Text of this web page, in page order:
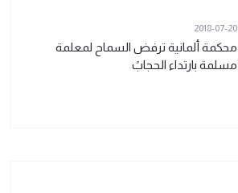
2018-07-20
محكمة ألمانية ترفض السماح لمعلمة
مسلمة بارتداء الحجابً